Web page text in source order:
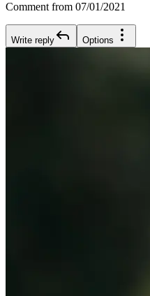
Comment from 07/01/2021
Write reply Options